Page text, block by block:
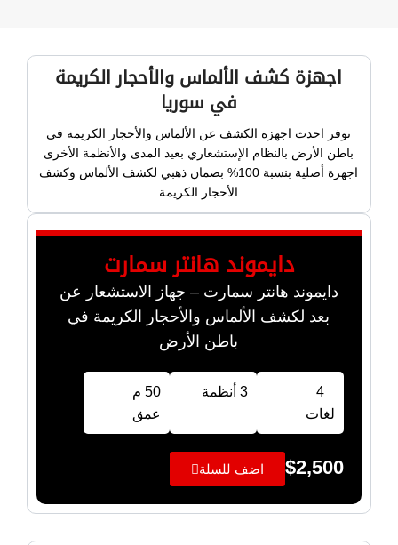
اجهزة كشف الألماس والأحجار الكريمة
في سوريا
نوفر احدث اجهزة الكشف عن الألماس والأحجار الكريمة في
باطن الأرض بالنظام الإستشعاري بعيد المدى والأنظمة الأخرى
اجهزة أصلية بنسبة 100% بضمان ذهبي لكشف الألماس وكشف
الأحجار الكريمة
دايموند هانتر سمارت
دايموند هانتر سمارت – جهاز الاستشعار عن
بعد لكشف الألماس والأحجار الكريمة في
باطن الأرض
4
لغات
3 أنظمة
50 م
عمق
$2,500 اضف للسلة